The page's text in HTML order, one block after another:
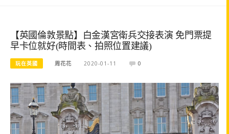
【英國倫敦景點】白金漢宮衛兵交接表演 免門票提
早卡位就好(時間表、拍照位置建議)
玩在英國 周花花 2020-01-11 0